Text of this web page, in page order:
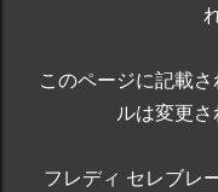
このページに記載
ルは変更さ
フレディ セレブレ